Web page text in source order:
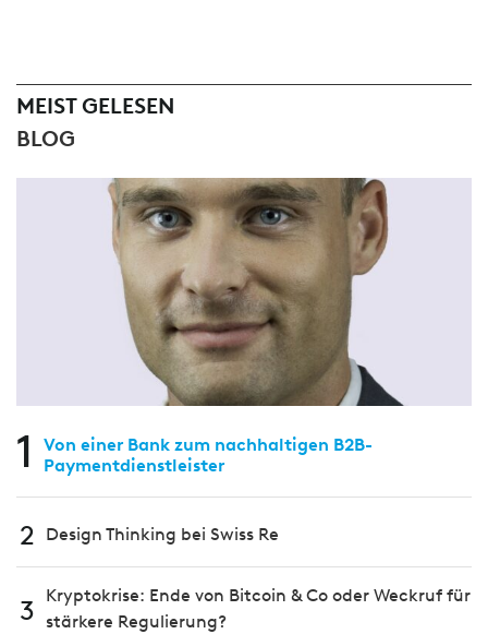
MEIST GELESEN
BLOG
1
Von einer Bank zum nachhaltigen B2B-
Paymentdienstleister
2 Design Thinking bei Swiss Re
3
Kryptokrise: Ende von Bitcoin & Co oder Weckruf für
stärkere Regulierung?